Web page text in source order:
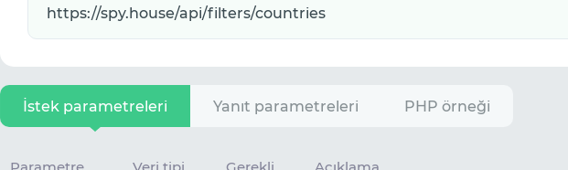
İstek parametreleri Yanıt parametreleri PHP örneği